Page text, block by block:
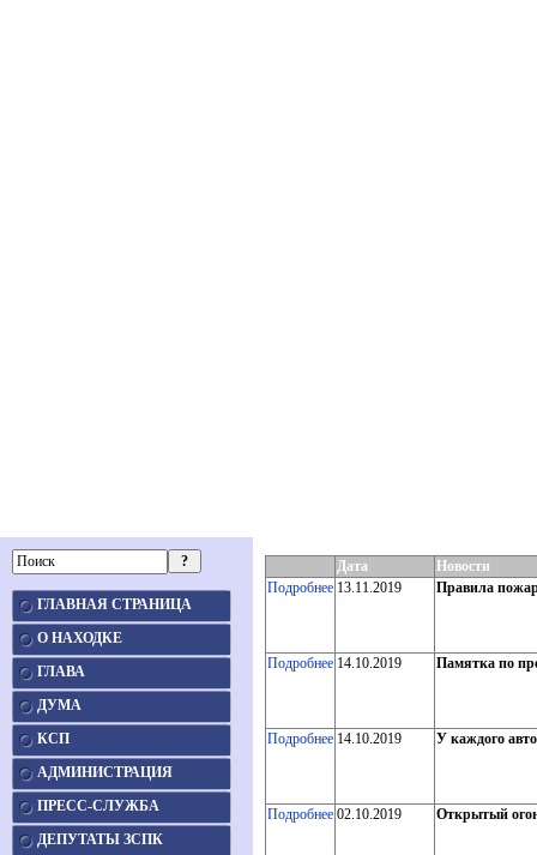
ГЛАВНАЯ СТРАНИЦА
О НАХОДКЕ
ГЛАВА
ДУМА
КСП
АДМИНИСТРАЦИЯ
ПРЕСС-СЛУЖБА
ДЕПУТАТЫ ЗСПК
Дата
Новости
Подробнее 13.11.2019 Правила
Подробнее 14.10.2019 Памятка по
Подробнее 14.10.2019 У каждого
Подробнее 02.10.2019 Открытый